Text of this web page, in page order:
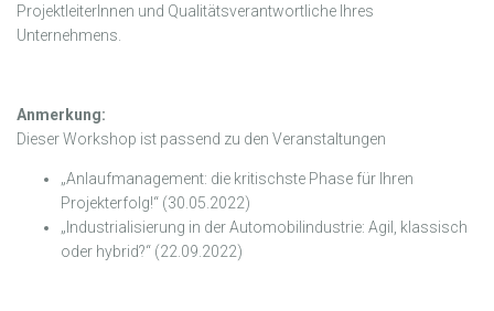
ProjektleiterInnen und Qualitätsverantwortliche Ihres
Unternehmens.
Anmerkung:
Dieser Workshop ist passend zu den Veranstaltungen
„Anlaufmanagement: die kritischste Phase für Ihren
Projekterfolg!“ (30.05.2022)
„Industrialisierung in der Automobilindustrie: Agil, klassisch
oder hybrid?“ (22.09.2022)